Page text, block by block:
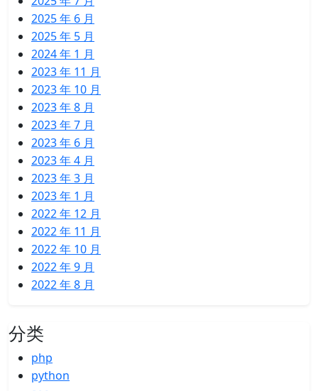
2025 年 6 月
2025 年 5 月
2024 年 1 月
2023 年 11 月
2023 年 10 月
2023 年 8 月
2023 年 7 月
2023 年 6 月
2023 年 4 月
2023 年 3 月
2023 年 1 月
2022 年 12 月
2022 年 11 月
2022 年 10 月
2022 年 9 月
2022 年 8 月
分类
php
python